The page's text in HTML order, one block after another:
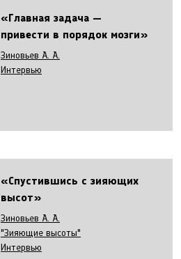
«Главная задача —
привести в порядок мозги»
Зиновьев А. А.
Интервью
«Спустившись с зияющих
высот»
Зиновьев А. А.
"Зияющие высоты"
Интервью